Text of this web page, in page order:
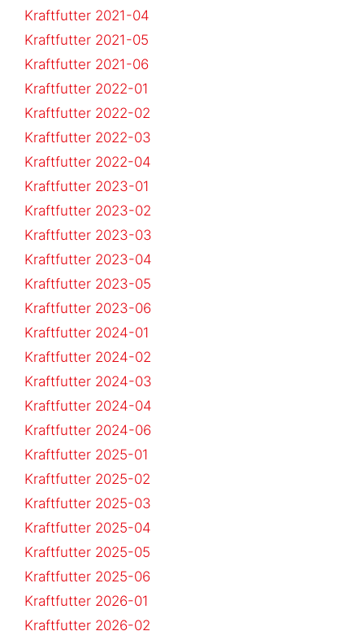
Kraftfutter 2021-04
Kraftfutter 2021-05
Kraftfutter 2021-06
Kraftfutter 2022-01
Kraftfutter 2022-02
Kraftfutter 2022-03
Kraftfutter 2022-04
Kraftfutter 2023-01
Kraftfutter 2023-02
Kraftfutter 2023-03
Kraftfutter 2023-04
Kraftfutter 2023-05
Kraftfutter 2023-06
Kraftfutter 2024-01
Kraftfutter 2024-02
Kraftfutter 2024-03
Kraftfutter 2024-04
Kraftfutter 2024-06
Kraftfutter 2025-01
Kraftfutter 2025-02
Kraftfutter 2025-03
Kraftfutter 2025-04
Kraftfutter 2025-05
Kraftfutter 2025-06
Kraftfutter 2026-01
Kraftfutter 2026-02